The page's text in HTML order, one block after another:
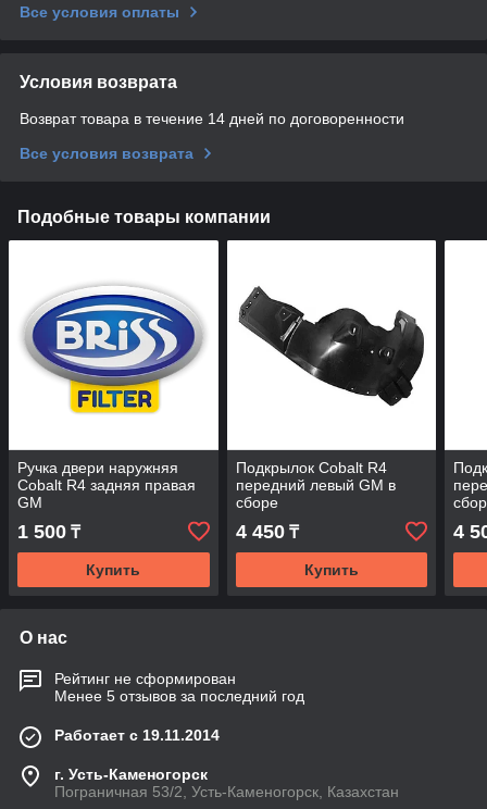
Все условия оплаты
Условия возврата
Возврат товара в течение 14 дней по договоренности
Все условия возврата
Подобные товары компании
Ручка двери наружняя
Cobalt R4 задняя правая
GM
1 500 ₸
Купить
Подкрылок Cobalt R4
передний левый GM в
сборе
4 450₸
Купить
4
О нас
Рейтинг не сформирован
Менее 5 отзывов за последний год
Работает с 19.11.2014
г. Усть-Каменогорск
Пограничная 53/2, Усть-Каменогорск, Казахстан